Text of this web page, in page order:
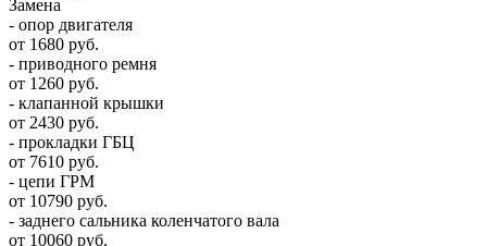
Замена
- опор двигателя
от 1680 руб.
- приводного ремня
от 1260 руб.
- клапанной крышки
от 2430 руб.
- прокладки ГБЦ
от 7610 руб.
- цепи ГРМ
от 10790 руб.
- заднего сальника коленчатого вала
от 10060 руб.